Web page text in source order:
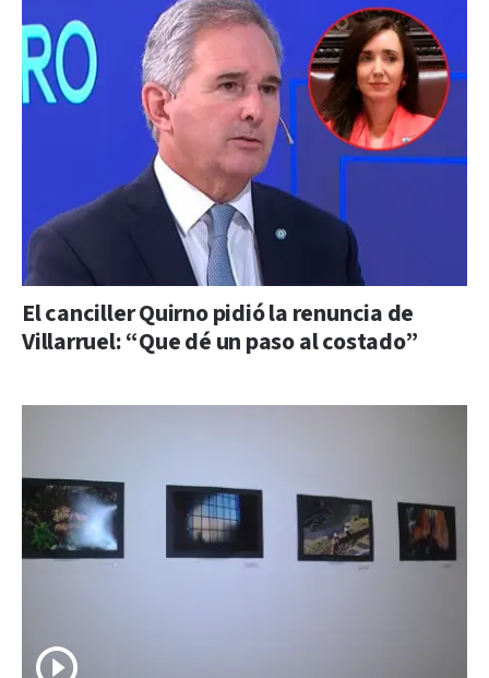
El canciller Quirno pidió la renuncia de
Villarruel: “Que dé un paso al costado”